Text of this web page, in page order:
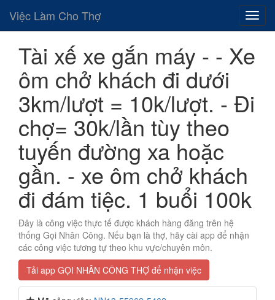
Việc Làm Cho Thợ
Tài xế xe gắn máy - - Xe
ôm chở khách đi dưới
3km/lượt = 10k/lượt. - Đi
chợ= 30k/lần tùy theo
tuyến đường xa hoặc
gần. - xe ôm chở khách
đi đám tiệc. 1 buổi 100k
Đây là công việc thực tế được khách hàng đăng trên hệ
thống Gọi Nhân Công. Nếu bạn là thợ, hãy cài app để nhận
các công việc tương tự theo khu vực/chuyên môn.
Tải app GỌI NHÂN CÔNG THỢ để nhận việc